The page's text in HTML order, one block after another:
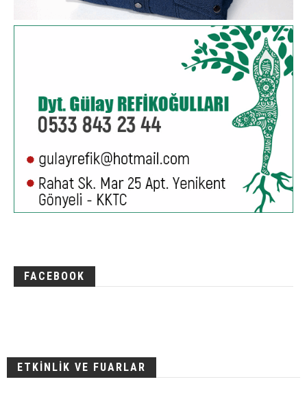
FACEBOOK
ETKİNLİK VE FUARLAR